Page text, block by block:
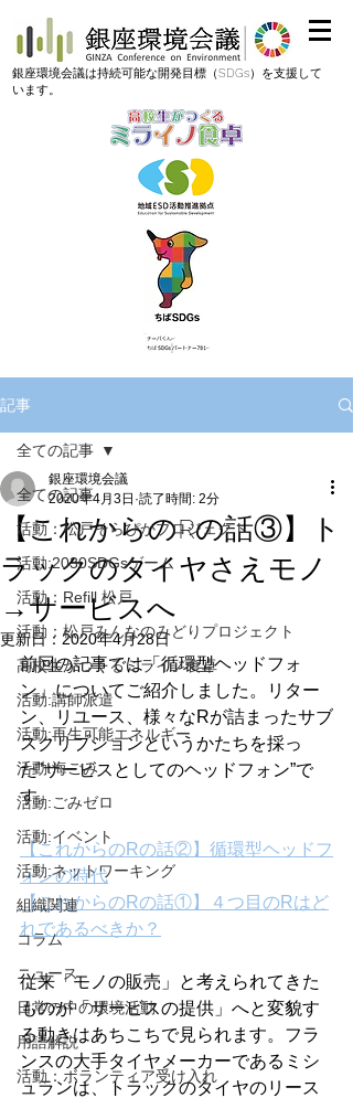
​銀座環境会議は持続可能な開発目標（SDGs）を支援して
います。
記事
全ての記事
活動：松戸そらぴかプロジェクト
活動:2030SDGsゲーム
活動：Refill 松戸
活動：松戸みんなのみどりプロジェクト
高校生がつくるミライノ食卓
活動:講師派遣
活動:再生可能エネルギー
活動:海ごみ
活動:ごみゼロ
活動:イベント
活動:ネットワーキング
組織関連
コラム
ニュース
日常の中の環境活動
用語解説
活動：ボランティア受け入れ
全ての記事
【これからのRの話③】ト
ラックのタイヤさえモノ
→サービスへ
銀座環境会議
2020年4月3日 読了時間: 2分
更新日： 2020年4月28日
前回の記事では「循環型ヘッドフォ
ン」についてご紹介しました。リター
ン、リユース、様々なRが詰まったサブ
スクリプションというかたちを採っ
た”サービスとしてのヘッドフォン”で
す。
【これからのRの話②】循環型ヘッドフ
ォンの時代
【これからのRの話①】４つ目のRはど
れであるべきか？
従来「モノの販売」と考えられてきた
ものが「サービスの提供」へと変貌す
る動きはあちこちで見られます。フラ
ンスの大手タイヤメーカーであるミシ
ュランは、トラックのタイヤのリース